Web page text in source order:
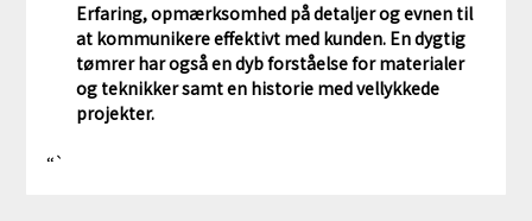
Erfaring, opmærksomhed på detaljer og evnen til
at kommunikere effektivt med kunden. En dygtig
tømrer har også en dyb forståelse for materialer
og teknikker samt en historie med vellykkede
projekter.
“`